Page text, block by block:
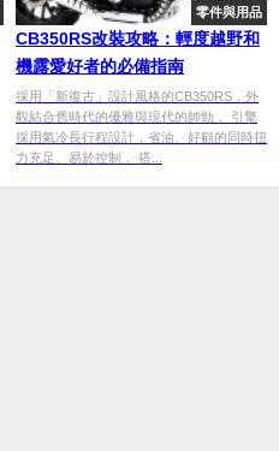
零件與用品
CB350RS改裝攻略：輕度越野和
機露愛好者的必備指南
採用「新復古」設計風格的CB350RS，外
觀結合舊時代的優雅與現代的帥勁， 引擎
採用氣冷長行程設計，省油、好顧的同時扭
力充足、易於控制， 搭...